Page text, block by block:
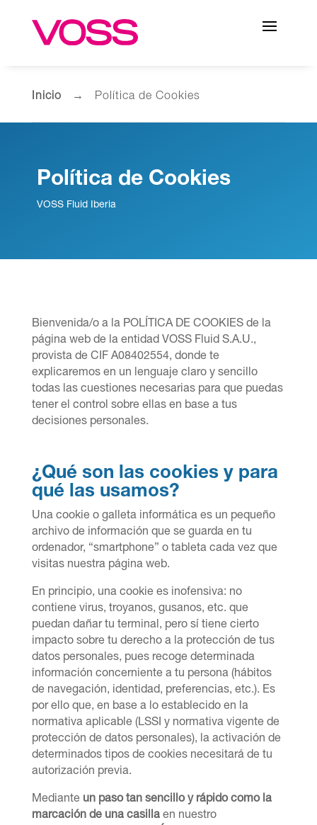
Inicio → Política de Cookies
Política de Cookies
VOSS Fluid Iberia
Bienvenida/o a la POLÍTICA DE COOKIES de la
página web de la entidad VOSS Fluid S.A.U.,
provista de CIF A08402554, donde te
explicaremos en un lenguaje claro y sencillo
todas las cuestiones necesarias para que puedas
tener el control sobre ellas en base a tus
decisiones personales.
¿Qué son las cookies y para
qué las usamos?
Una cookie o galleta informática es un pequeño
archivo de información que se guarda en tu
ordenador, “smartphone” o tableta cada vez que
visitas nuestra página web.
En principio, una cookie es inofensiva: no
contiene virus, troyanos, gusanos, etc. que
puedan dañar tu terminal, pero sí tiene cierto
impacto sobre tu derecho a la protección de tus
datos personales, pues recoge determinada
información concerniente a tu persona (hábitos
de navegación, identidad, preferencias, etc.). Es
por ello que, en base a lo establecido en la
normativa aplicable (LSSI y normativa vigente de
protección de datos personales), la activación de
determinados tipos de cookies necesitará de tu
autorización previa.
Mediante un paso tan sencillo y rápido como la
marcación de una casillaen nuestro